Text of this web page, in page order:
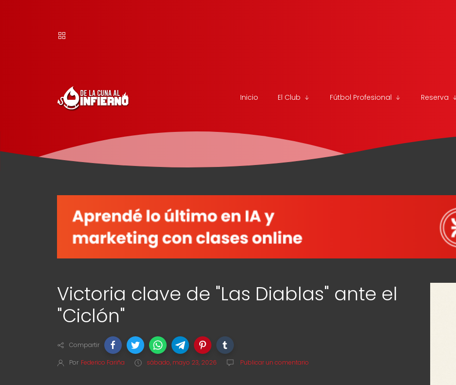
Inicio El Club Fútbol Profesional Reserva
Victoria clave de "Las Diablas" ante el
"Ciclón"
Compartir
Por Federico Fariña sábado, mayo 23, 2026 Publicar un comentario